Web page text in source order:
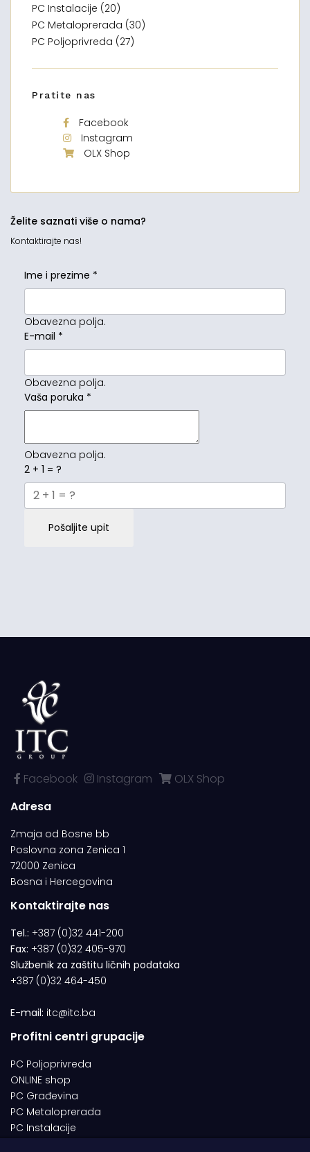
PC Instalacije (20)
PC Metaloprerada (30)
PC Poljoprivreda (27)
Pratite nas
Facebook
Instagram
OLX Shop
Želite saznati više o nama?
Kontaktirajte nas!
Ime i prezime *
Obavezna polja.
E-mail *
Obavezna polja.
Vaša poruka *
Obavezna polja.
2 + 1 = ?
Pošaljite upit
Facebook Instagram
OLX Shop
Adresa
Zmaja od Bosne bb
Poslovna zona Zenica 1
72000 Zenica
Bosna i Hercegovina
Kontaktirajte nas
Tel.: +387 (0)32 441-200
Fax: +387 (0)32 405-970
Službenik za zaštitu ličnih podataka
+387 (0)32 464-450
E-mail: itc@itc.ba
Profitni centri grupacije
PC Poljoprivreda
ONLINE shop
PC Građevina
PC Metaloprerada
PC Instalacije